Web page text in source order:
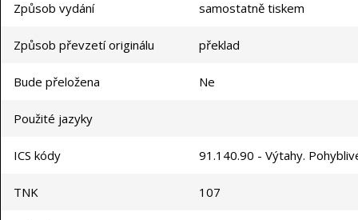
Způsob vydání samostatně tiskem
Způsob převzetí originálu překlad
Bude přeložena Ne
Použité jazyky
ICS kódy 91.140.90 - Výtahy.
TNK 107